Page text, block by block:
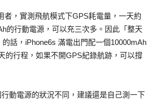
者，實測飛航模式下GPS耗電量，一天約
的行動電源，可以充三次多。因此「整天
話，iPhone6s 滿電出門配一個10000mAh
的行程，如果不開GPS紀錄航跡，可以撐
動電源的狀況不同，建議還是自己測一下